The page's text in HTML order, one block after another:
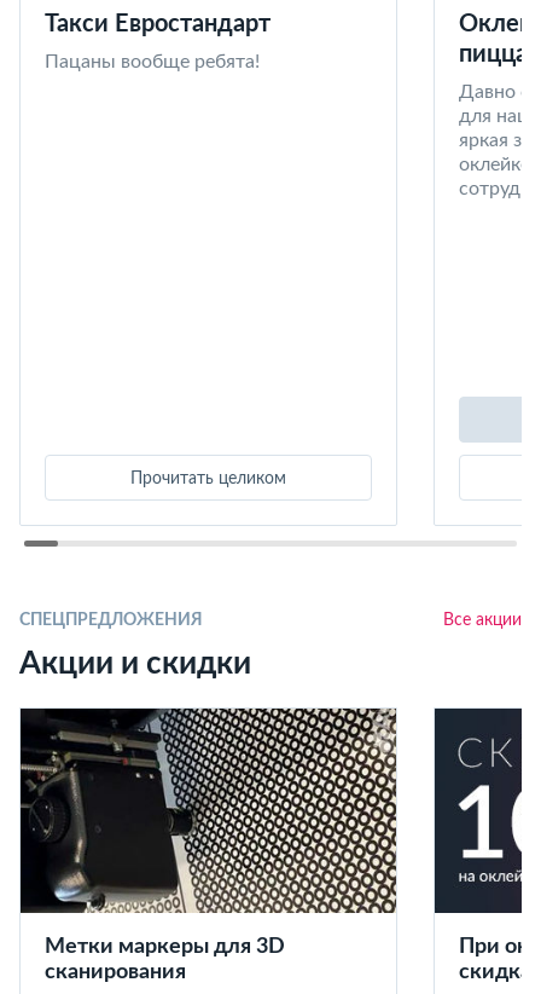
Такси Евростандарт
Пацаны вообще ребята!
Прочитать целиком
пицца
Давно
для
яркая
оклейке
СПЕЦПРЕДЛОЖЕНИЯ Все акции
Акции и скидки
Метки маркеры для 3D
сканирования
При
скидка